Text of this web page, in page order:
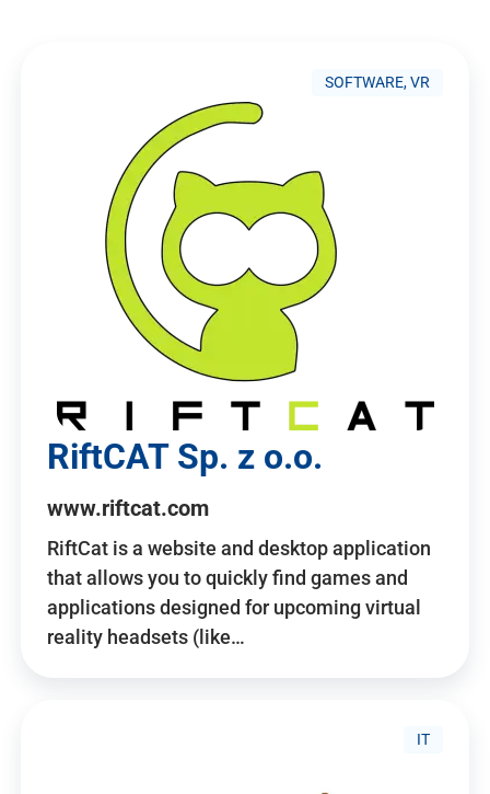
SOFTWARE, VR
RiftCAT Sp. z o.o.
www.riftcat.com
RiftCat is a website and desktop application
that allows you to quickly find games and
applications designed for upcoming virtual
reality headsets (like…
IT